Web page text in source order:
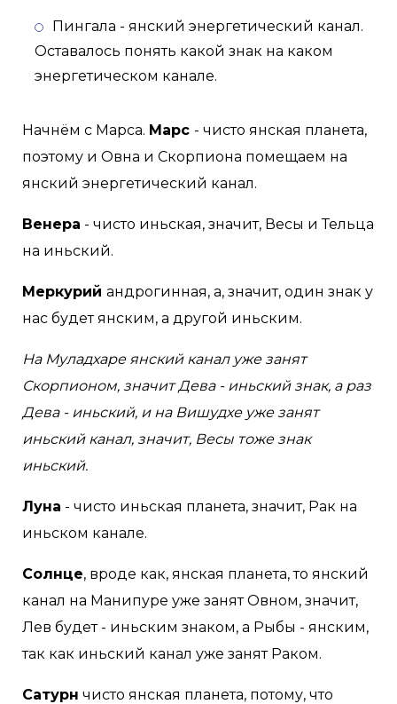
Пингала - янский энергетический канал.
Оставалось понять какой знак на каком
энергетическом канале.
Начнём с Марса. Марс - чисто янская планета,
поэтому и Овна и Скорпиона помещаем на
янский энергетический канал.
Венера - чисто иньская, значит, Весы и Тельца
на иньский.
Меркурий андрогинная, а, значит, один знак у
нас будет янским, а другой иньским.
На Муладхаре янский канал уже занят
Скорпионом, значит Дева - иньский знак, а раз
Дева - иньский, и на Вишудхе уже занят
иньский канал, значит, Весы тоже знак
иньский.
Луна - чисто иньская планета, значит, Рак на
иньском канале.
Солнце, вроде как, янская планета, то янский
канал на Манипуре уже занят Овном, значит,
Лев будет - иньским знаком, а Рыбы - янским,
так как иньский канал уже занят Раком.
Сатурн чисто янская планета, потому, что